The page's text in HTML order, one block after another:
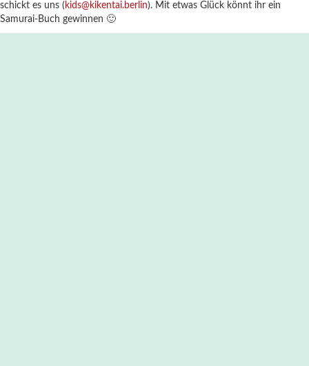
schickt es uns ( kids@kikentai.berlin). Mit etwas Glück könnt ihr ein
Samurai-Buch gewinnen 🙂